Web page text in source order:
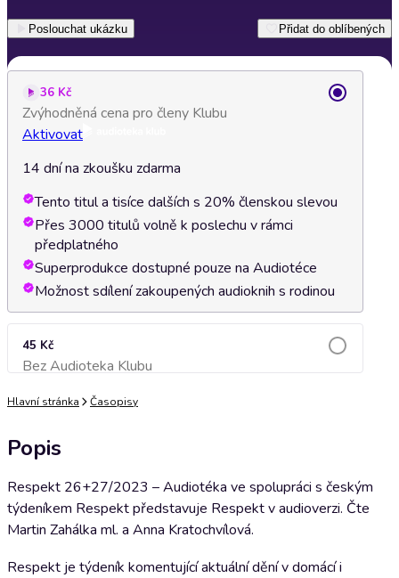
Poslouchat ukázku Přidat do oblíbených
36 Kč
Zvýhodněná cena pro členy Klubu
Aktivovat
14 dní na zkoušku zdarma
Tento titul a tisíce dalších s 20% členskou slevou
Přes 3000 titulů volně k poslechu v rámci
předplatného
Superprodukce dostupné pouze na Audiotéce
Možnost sdílení zakoupených audioknih s rodinou
45 Kč
Bez Audioteka KlubuPřidat do košíku
Hlavní stránka Časopisy
Popis
Respekt 26+27/2023 – Audiotéka ve spolupráci s českým
týdeníkem Respekt představuje Respekt v audioverzi. Čte
Martin Zahálka ml. a Anna Kratochvílová.
Respekt je týdeník komentující aktuální dění v domácí i